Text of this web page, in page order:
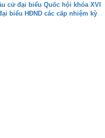
cử đại biểu Quốc hội khóa XVI
biểu HĐND các cấp nhiệm kỳ